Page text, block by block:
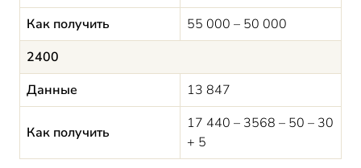
Как получить
55 000 – 50 000
2400
Данные
13 847
Как получить
17 440 – 3568 – 50 – 30
+ 5